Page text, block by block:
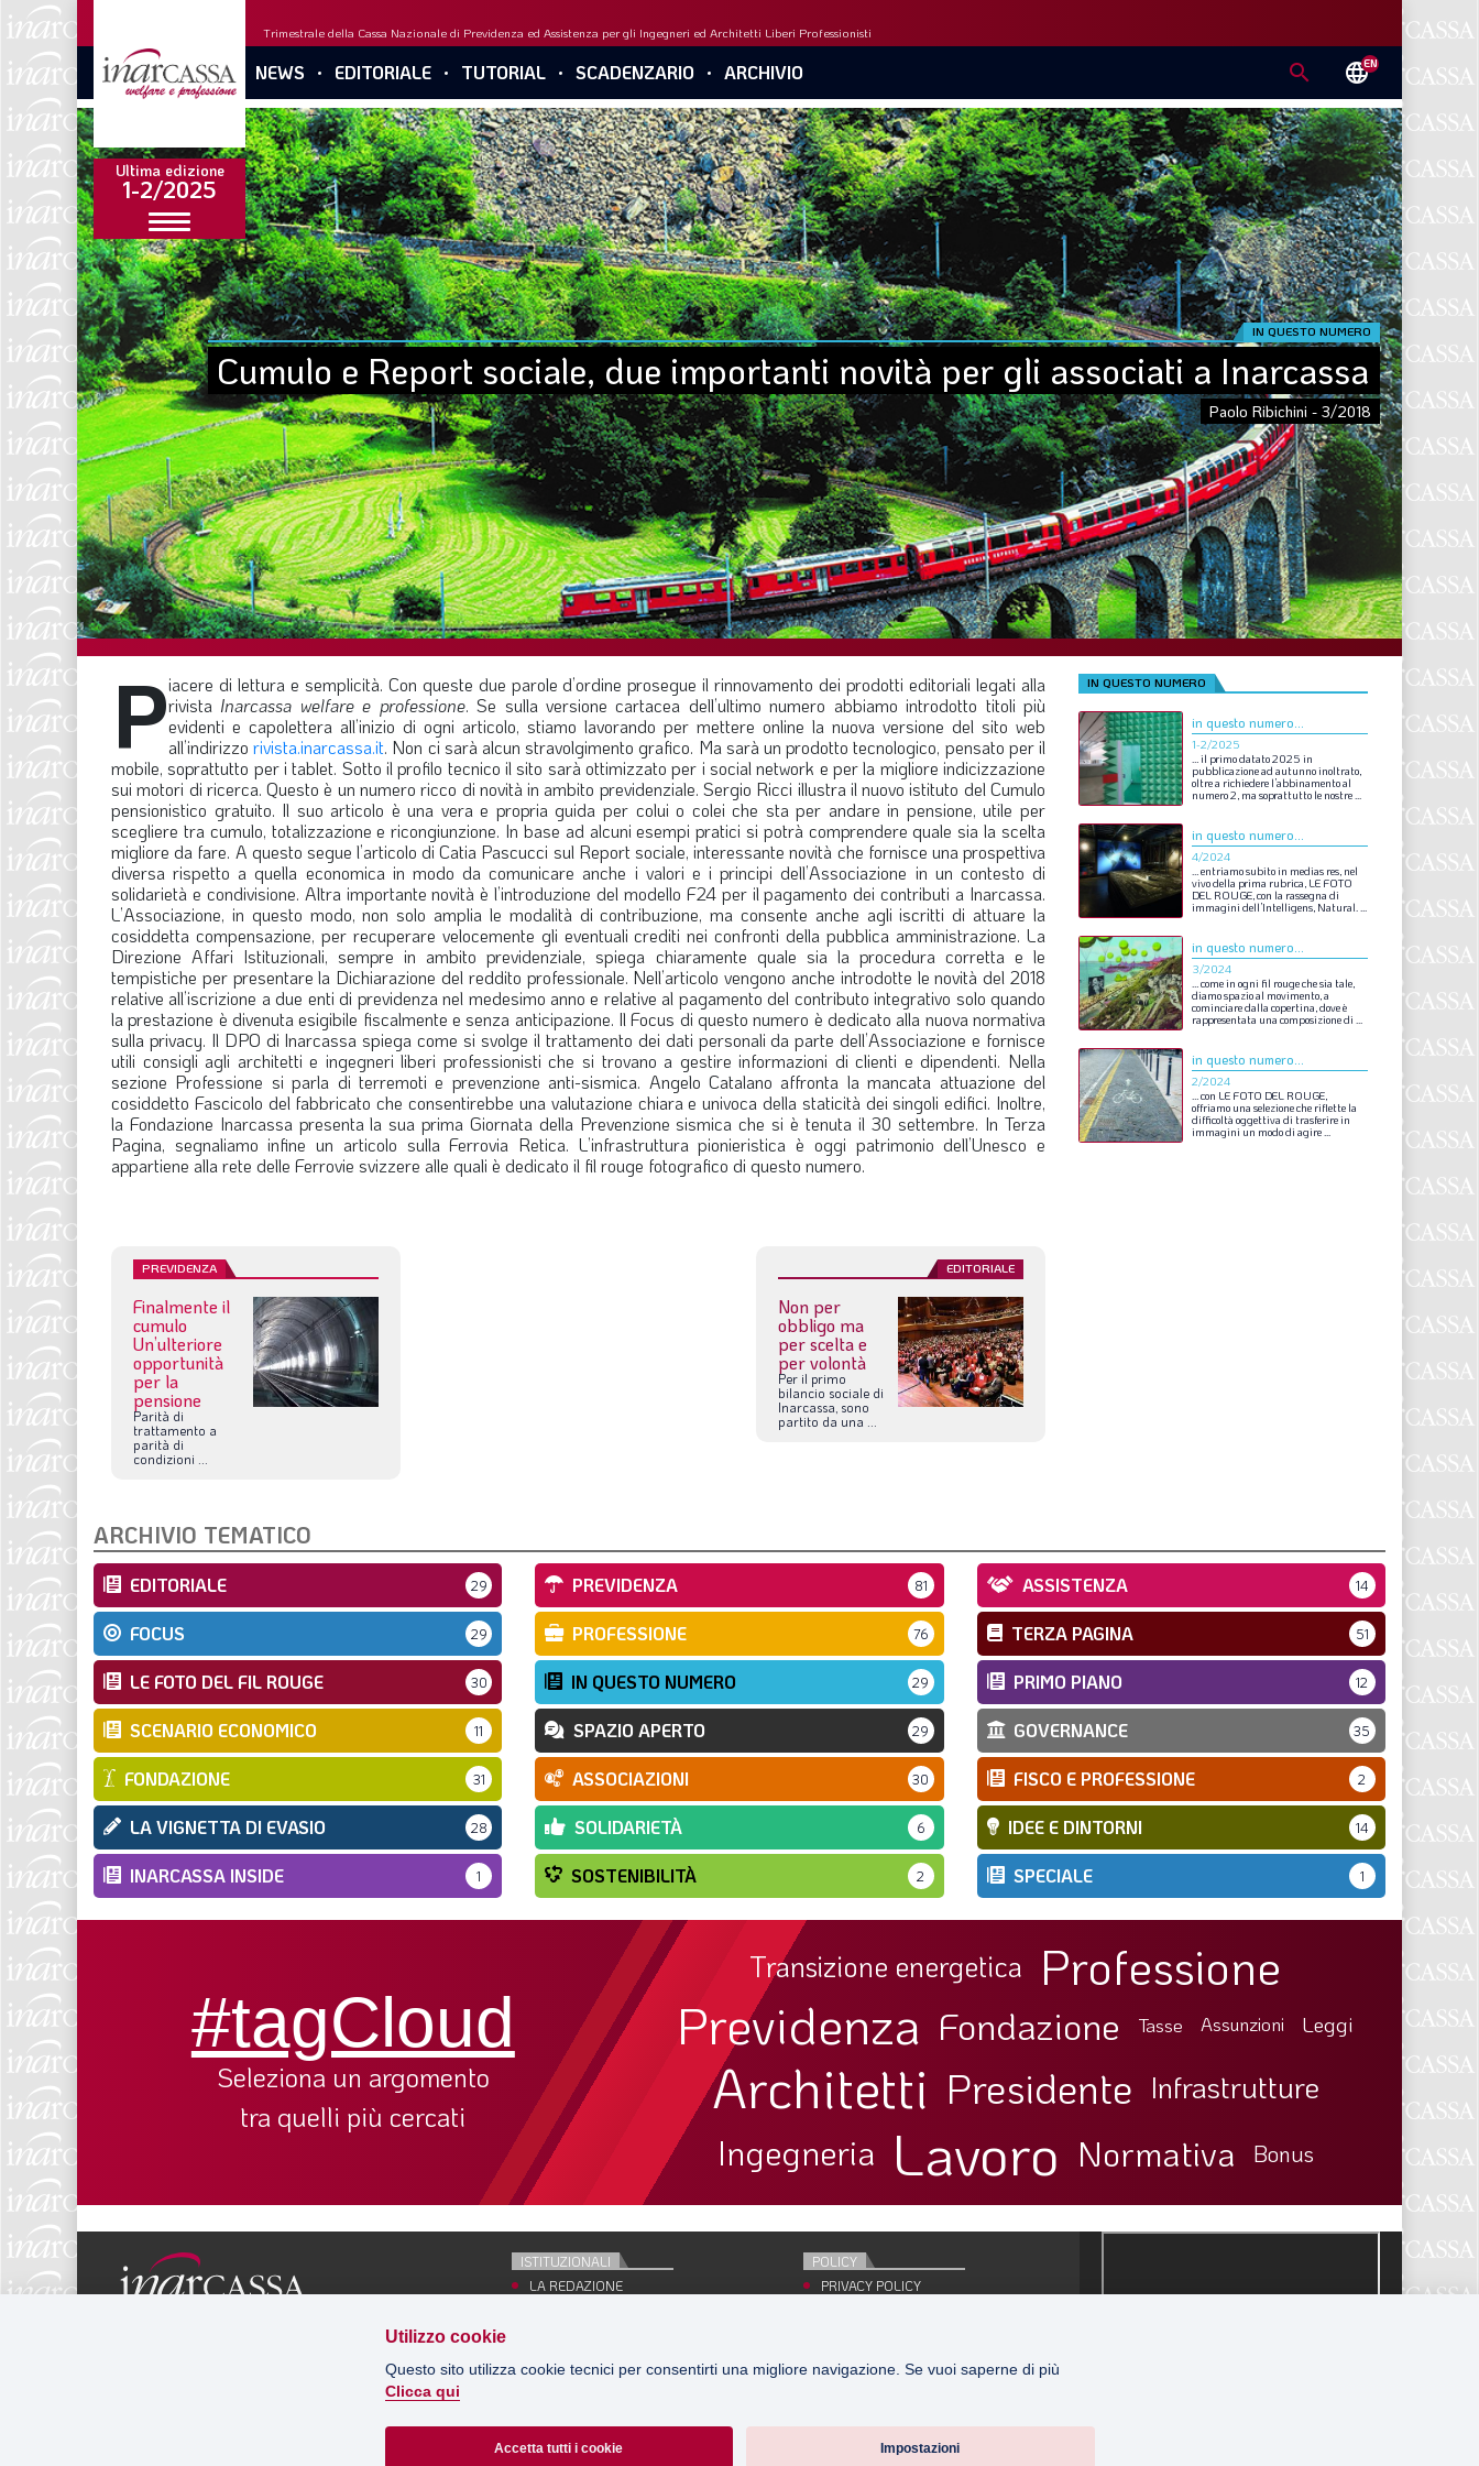
Ultima edizione
1-2/2025
Trimestrale della Cassa Nazionale di Previdenza ed Assistenza per gli Ingegneri ed Architetti Liberi Professionisti
NEWS EDITORIALE TUTORIAL SCADENZARIO ARCHIVIO search languageEN
IN QUESTO NUMERO
Cumulo e Report sociale, due importanti novità per gli associati a Inarcassa
Paolo Ribichini - 3/2018
Piacere di lettura e semplicità. Con queste due parole d’ordine prosegue il rinnovamento dei prodotti editoriali legati alla
rivista Inarcassa welfare e professione. Se sulla versione cartacea dell’ultimo numero abbiamo introdotto titoli più
evidenti e capolettera all’inizio di ogni articolo, stiamo lavorando per mettere online la nuova versione del sito web
all’indirizzorivista.inarcassa.it. Non ci sarà alcun stravolgimento grafico. Ma sarà un prodotto tecnologico, pensato per il
mobile, soprattutto per i tablet. Sotto il profilo tecnico il sito sarà ottimizzato per i social network e per la migliore indicizzazione
sui motori di ricerca. Questo è un numero ricco di novità in ambito previdenziale. Sergio Ricci illustra il nuovo istituto del Cumulo
pensionistico gratuito. Il suo articolo è una vera e propria guida per colui o colei che sta per andare in pensione, utile per
scegliere tra cumulo, totalizzazione e ricongiunzione. In base ad alcuni esempi pratici si potrà comprendere quale sia la scelta
migliore da fare. A questo segue l’articolo di Catia Pascucci sul Report sociale, interessante novità che fornisce una prospettiva
diversa rispetto a quella economica in modo da comunicare anche i valori e i principi dell’Associazione in un contesto di
solidarietà e condivisione. Altra importante novità è l’introduzione del modello F24 per il pagamento dei contributi a Inarcassa.
L’Associazione, in questo modo, non solo amplia le modalità di contribuzione, ma consente anche agli iscritti di attuare la
cosiddetta compensazione, per recuperare velocemente gli eventuali crediti nei confronti della pubblica amministrazione. La
Direzione Affari Istituzionali, sempre in ambito previdenziale, spiega chiaramente quale sia la procedura corretta e le
tempistiche per presentare la Dichiarazione del reddito professionale. Nell’articolo vengono anche introdotte le novità del 2018
relative all’iscrizione a due enti di previdenza nel medesimo anno e relative al pagamento del contributo integrativo solo quando
la prestazione è divenuta esigibile fiscalmente e senza anticipazione. Il Focus di questo numero è dedicato alla nuova normativa
sulla privacy. Il DPO di Inarcassa spiega come si svolge il trattamento dei dati personali da parte dell’Associazione e fornisce
utili consigli agli architetti e ingegneri liberi professionisti che si trovano a gestire informazioni di clienti e dipendenti. Nella
sezione Professione si parla di terremoti e prevenzione anti-sismica. Angelo Catalano affronta la mancata attuazione del
cosiddetto Fascicolo del fabbricato che consentirebbe una valutazione chiara e univoca della staticità dei singoli edifici. Inoltre,
la Fondazione Inarcassa presenta la sua prima Giornata della Prevenzione sismica che si è tenuta il 30 settembre. In Terza
Pagina, segnaliamo infine un articolo sulla Ferrovia Retica. L’infrastruttura pionieristica è oggi patrimonio dell’Unesco e
appartiene alla rete delle Ferrovie svizzere alle quali è dedicato il fil rouge fotografico di questo numero.
PREVIDENZA
Finalmente il
cumulo
Un’ulteriore
opportunità
per la
pensione
Parità di
trattamento a
parità di
condizioni
EDITORIALE
Non per
obbligo ma
per scelta e
per volontà
Per il primo
bilancio sociale di
Inarcassa, sono
partito da una
IN QUESTO NUMERO
in questo numero...
1-2/2025
il primodatato2025 in
pubblicazionead autunnoinoltrato,
oltrea richiedere l’abbinamentoal
numero2, ma soprattutto le nostre
in questo numero...
4/2024
entriamosubitoin medias res, nel
vivodella prima rubrica, LE FOTO
DEL ROUGE, con la rassegna di
immagini dell’Intelligens, Natural.
in questo numero...
3/2024
comein ogni fil rougechesia tale,
diamospazioal movimento, a
cominciaredalla copertina, doveè
rappresentata una composizionedi
in questo numero...
2/2024
con LE FOTO DEL ROUGE,
offriamo una selezioneche riflette la
difficoltà oggettiva di trasferirein
immagini un mododi agire
ARCHIVIO TEMATICO
EDITORIALE 29 PREVIDENZA 81 ASSISTENZA 14
FOCUS 29 PROFESSIONE 76 TERZA PAGINA 51
LE FOTO DEL FIL ROUGE 30 IN QUESTO NUMERO 29 PRIMO PIANO 12
SCENARIO ECONOMICO 11 SPAZIO APERTO 29 GOVERNANCE 35
FONDAZIONE 31 ASSOCIAZIONI 30 FISCO E PROFESSIONE 2
LA VIGNETTA DI EVASIO 28 SOLIDARIETÀ 6 IDEE E DINTORNI 14
INARCASSA INSIDE 1 SOSTENIBILITÀ 2 SPECIALE 1
#tagCloud
Seleziona un argomento
tra quelli più cercati
Transizione energetica Professione
Previdenza Fondazione Tasse Assunzioni Leggi
Architetti Presidente Infrastrutture
Ingegneria Lavoro Normativa Bonus
ISTITUZIONALI
LA REDAZIONE
POLICY
PRIVACY POLICY
Utilizzo cookie
Questo sito utilizza cookie tecnici per consentirti una migliore navigazione. Se vuoi saperne di più
Clicca qui
Accetta tutti i cookie Impostazioni